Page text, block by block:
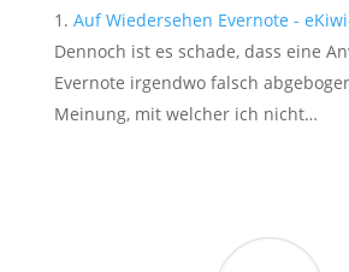
Auf Wiedersehen Evernote -
Dennoch ist es schade, dass eine
Evernote irgendwo falsch
Meinung, mit welcher ich nicht…